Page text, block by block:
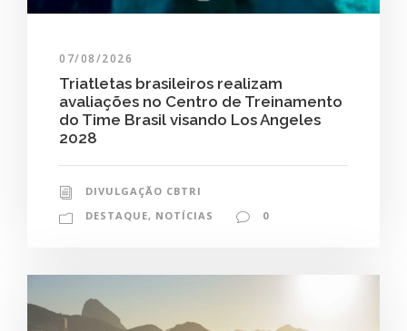
07/08/2026
Triatletas brasileiros realizam
avaliações no Centro de Treinamento
do Time Brasil visando Los Angeles
2028
DIVULGAÇÃO CBTRI
DESTAQUE, NOTÍCIAS 0